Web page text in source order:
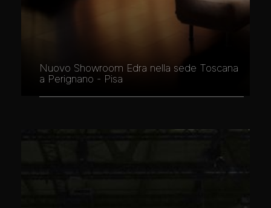
Nuovo Showroom Edra nella sede Toscana
a Perignano - Pisa